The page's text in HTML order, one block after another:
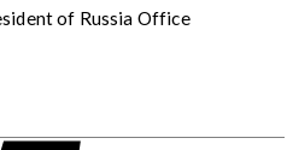
of Russia Office